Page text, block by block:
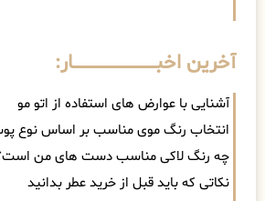
آخرین اخبــــــــــــــــــــــــــــــار:
آشنایی با عوارض های استفاده از اتو مو
انتخاب رنگ موی مناسب بر اساس نوع
چه رنگ لاکی مناسب دست های من
نکاتی که باید قبل از خرید عطر بدانید